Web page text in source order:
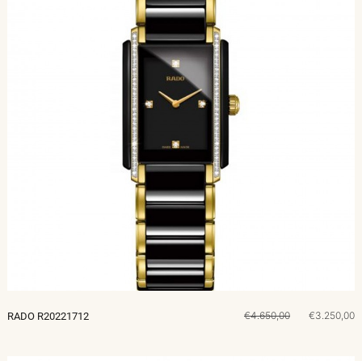
RADO R20221712 €4.650,00 €3.250,00